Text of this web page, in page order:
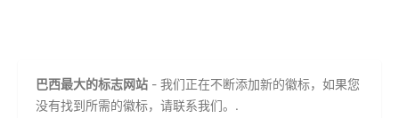
巴西最大的标志网站 - 我们正在不断添加新的徽标，如果您
没有找到所需的徽标，请联系我们。.